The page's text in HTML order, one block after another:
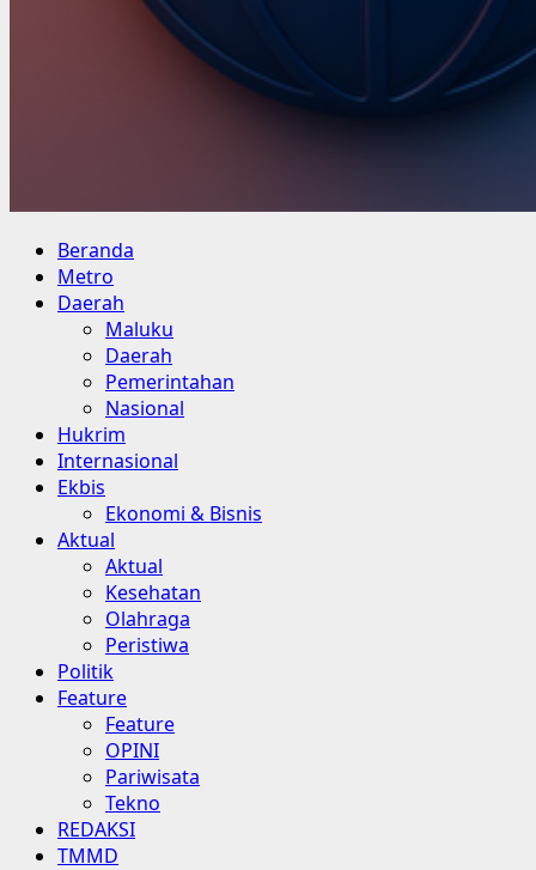
Primary
Menu
Beranda
Metro
Daerah
Maluku
Daerah
Pemerintahan
Nasional
Hukrim
Internasional
Ekbis
Ekonomi & Bisnis
Aktual
Aktual
Kesehatan
Olahraga
Peristiwa
Politik
Feature
Feature
OPINI
Pariwisata
Tekno
REDAKSI
TMMD